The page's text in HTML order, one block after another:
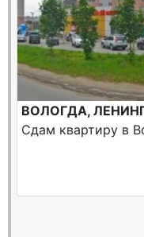
ВОЛОГДА,
Сдам квартиру в